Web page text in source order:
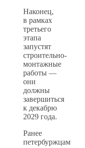
Наконец,
в рамках
третьего
этапа
запустят
строительно-
монтажные
работы —
они
должны
завершиться
к декабрю
2029 года.
Ранее
петербуржцам